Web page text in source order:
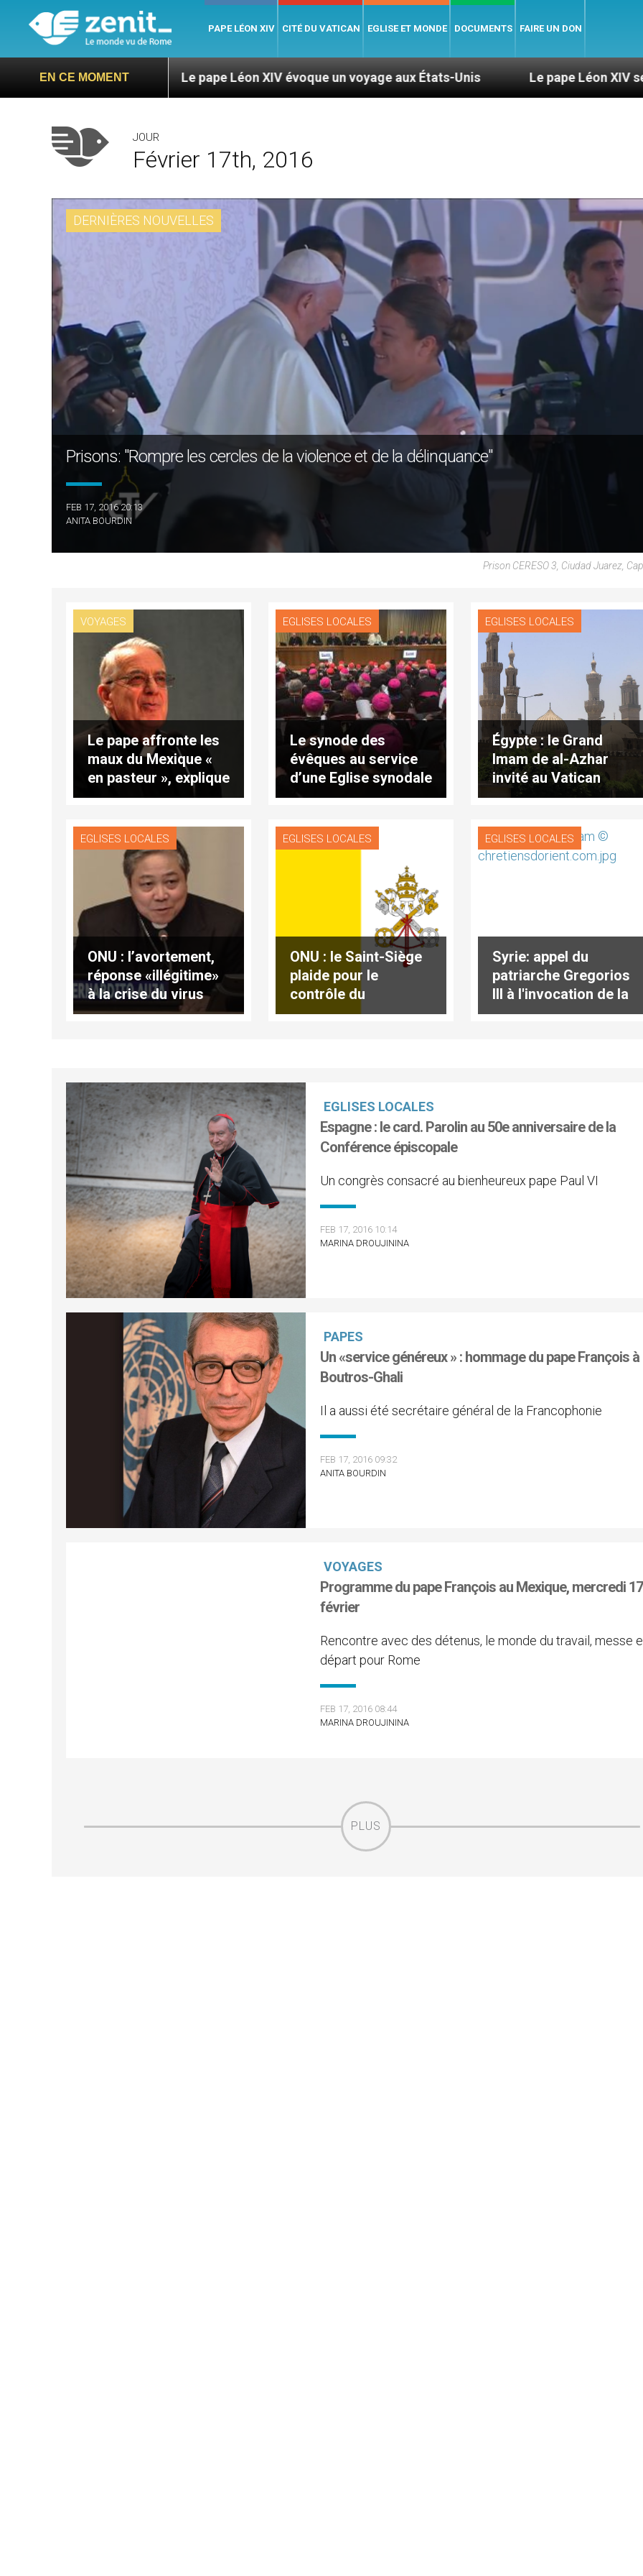
PAPE LÉON XIV CITÉ DU VATICAN EGLISE ET MONDE DOCUMENTS FAIRE UN DON
EN CE MOMENT
Le pape Léon XIV évoque un voyage aux États-Unis Le pape Léon XIV se rendra en
JOUR
Février 17th, 2016
DERNIÈRES NOUVELLES
Prisons: "Rompre les cercles de la violence et de la délinquance"
FEB 17, 2016 20:13
ANITA BOURDIN
Prison CERESO 3, Ciudad Juarez,
VOYAGES
Le pape affronte les
maux du Mexique «
en pasteur », explique
le P. Lombardi
EGLISES LOCALES
Le synode des
évêques au service
d’une Eglise synodale
EGLISES LOCALES
Égypte : le Grand
Imam de al-Azhar
invité au Vatican
EGLISES LOCALES
ONU : l’avortement,
réponse «illégitime»
à la crise du virus
Zika, par Mgr Auza
EGLISES LOCALES
ONU : le Saint-Siège
plaide pour le
contrôle du
commerce des
EGLISES LOCALES
Syrie: appel du
patriarche Gregorios
III à l'invocation de la
miséricorde divine,
EGLISES LOCALES
Espagne : le card. Parolin au 50e anniversaire de la
Conférence épiscopale
Un congrès consacré au bienheureux pape Paul VI
FEB 17, 2016 10:14
MARINA DROUJININA
PAPES
Un «service généreux » : hommage du pape François à
Boutros-Ghali
Il a aussi été secrétaire général de la Francophonie
FEB 17, 2016 09:32
ANITA BOURDIN
VOYAGES
Programme du pape François au Mexique, mercredi 17
février
Rencontre avec des détenus, le monde du travail, messe
départ pour Rome
FEB 17, 2016 08:44
MARINA DROUJININA
PLUS